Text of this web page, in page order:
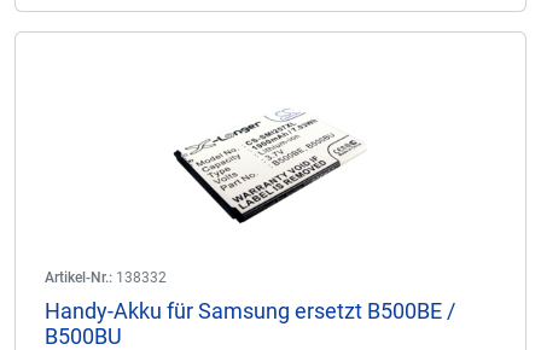
Artikel-Nr.: 138332
Handy-Akku für Samsung ersetzt B500BE /
B500BU